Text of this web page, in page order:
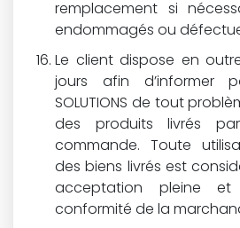
remplacement si
endommagés ou
Le client dispose en
jours afin d’informer
SOLUTIONS de tout
des produits livrés
commande. Toute
des biens livrés est
acceptation pleine
conformité de la